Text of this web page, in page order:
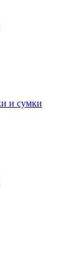
и сумки